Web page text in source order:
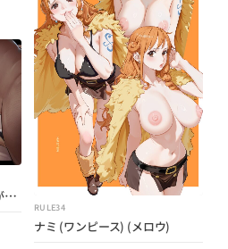
RULE34
ナミ (ワンピース) (メロウ)
向田冴子 (Fluffydango) (龍が如く龍が如く)